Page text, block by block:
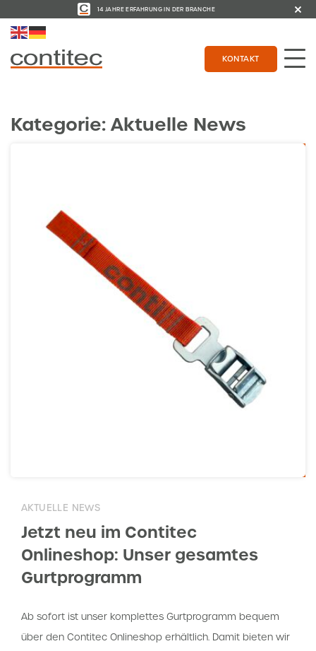
14 JAHRE ERFAHRUNG IN DER BRANCHE
KONTAKT
Kategorie: Aktuelle News
AKTUELLE NEWS
Jetzt neu im Contitec
Onlineshop: Unser gesamtes
Gurtprogramm
Ab sofort ist unser komplettes Gurtprogramm bequem
über den Contitec Onlineshop erhältlich. Damit bieten wir